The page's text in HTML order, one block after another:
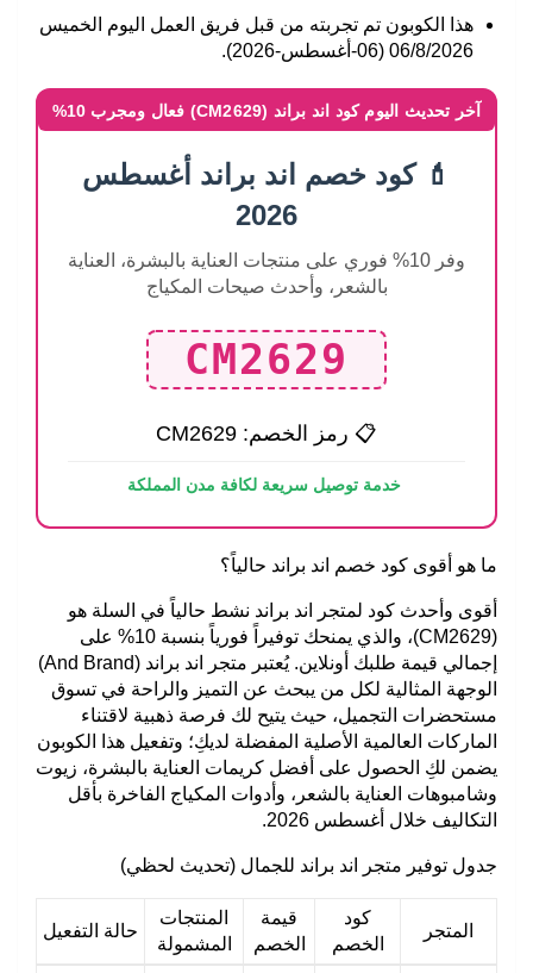
هذا الكوبون تم تجربته من قبل فريق العمل اليوم الخميس
06/8/2026 (06-أغسطس-2026).
آخر تحديث اليوم كود اند براند (CM2629) فعال ومجرب 10%
💄 كود خصم اند براند أغسطس
2026
وفر 10% فوري على منتجات العناية بالبشرة، العناية
بالشعر، وأحدث صيحات المكياج
CM2629
📋 رمز الخصم: CM2629
خدمة توصيل سريعة لكافة مدن المملكة
ما هو أقوى كود خصم اند براند حالياً؟
أقوى وأحدث كود لمتجر اند براند نشط حالياً في السلة هو
(CM2629)
، والذي يمنحك توفيراً فورياً بنسبة 10%
على
إجمالي قيمة طلبك أونلاين. يُعتبر متجر اند براند (And Brand)
الوجهة المثالية لكل من يبحث عن التميز والراحة في تسوق
مستحضرات التجميل، حيث يتيح لك فرصة ذهبية لاقتناء
الماركات العالمية الأصلية المفضلة لديكِ؛ وتفعيل هذا الكوبون
يضمن لكِ الحصول على أفضل كريمات العناية بالبشرة، زيوت
وشامبوهات العناية بالشعر، وأدوات المكياج الفاخرة بأقل
التكاليف خلال أغسطس 2026.
جدول توفير متجر اند براند للجمال (تحديث لحظي)
المتجر
كود
الخصم
قيمة
الخصم
المنتجات
المشمولة
حالة التفعيل